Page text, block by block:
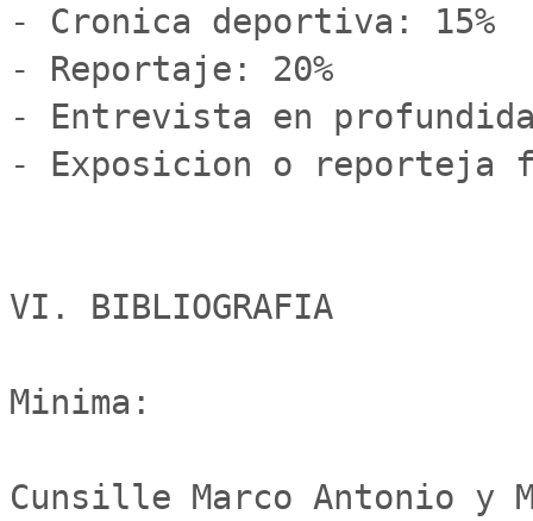
- Cronica deportiva: 15%
- Reportaje: 20%
- Entrevista en
- Exposicion o reporteja
VI. BIBLIOGRAFIA
Minima:
Cunsille Marco Antonio y